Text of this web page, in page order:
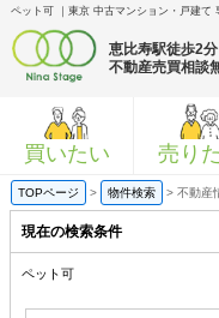
ペット可 ｜東京 中古マンション・戸建て
恵比寿駅徒歩2分
不動産売買相談
買いたい 売り
TOPページ > 物件検索 > 不動産
現在の検索条件
ペット可